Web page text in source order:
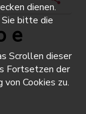
e
dienen.
Sie bitte die
Scrollen dieser
Fortsetzen der
Cookies zu.